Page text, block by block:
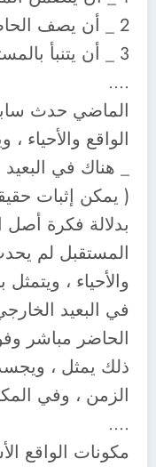
2 _ أن يصف الحاضر بالفعل .
3 _ أن يتنبأ بالمستقبل .
….
الماضي حدث
الواقع
_ هناك في
( يمكن إثبات
بدلالة فكرة أصل
المستقبل لم
والأحياء ،
في البعيد
الحاضر مباشر
ذلك يمثل ، ويجسد
الزمن ، وفي
….
مكونات الواقع